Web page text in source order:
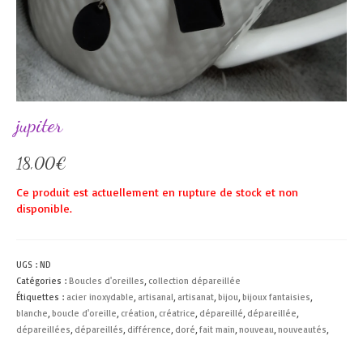
jupiter
18,00€
Ce produit est actuellement en rupture de stock et non
disponible.
UGS : ND
Catégories : Boucles d'oreilles, collection dépareillée
Étiquettes : acier inoxydable, artisanal, artisanat,bijou,bijoux fantaisies,
blanche,boucle d'oreille, création, créatrice, dépareillé, dépareillée,
dépareillées, dépareillés, différence, doré,fait main,nouveau,nouveautés,